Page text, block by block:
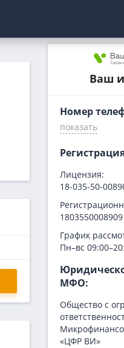
Курсы
Кредиты
C овердрафтом
На пополнение
Бесплатные
Погашение
еКапуста
Купи не копи
МИГ Кредит
Ваш
Номер
Лицензия:
18-035-50-
1803550008909
График
Пн–вс
МФО:
Общество с
«ЦФР ВИ»